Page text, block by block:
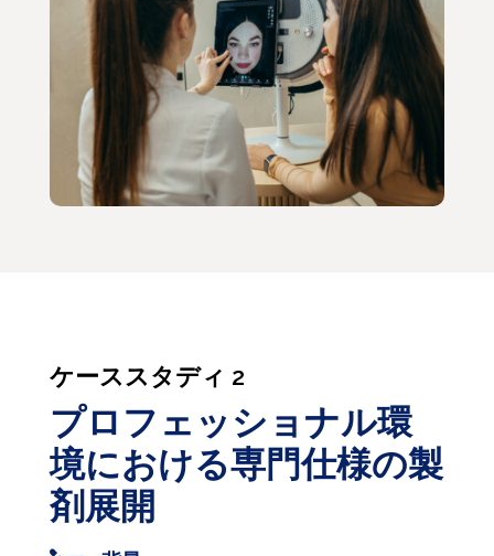
ケーススタディ 2
プロフェッショナル環
境における専門仕様の製
剤展開